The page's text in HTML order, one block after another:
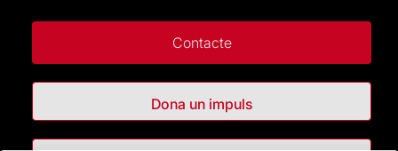
Contacte
Dona un impuls